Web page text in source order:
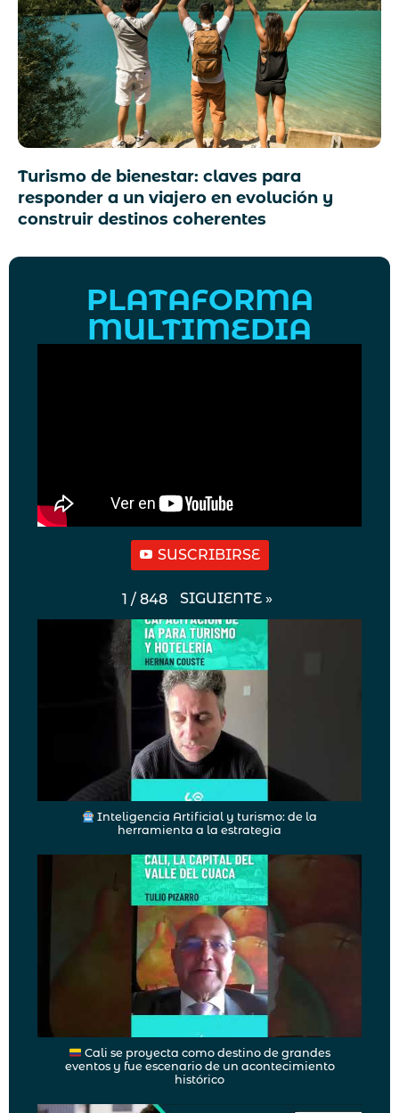
Turismo de bienestar: claves para
responder a un viajero en evolución y
construir destinos coherentes
PLATAFORMA
MULTIMEDIA
SUSCRIBIRSE
1 / 848 SIGUIENTE »
Inteligencia Artificial y turismo: de la
herramienta a la estrategia
Cali se proyecta como destino de grandes
eventos y fue escenario de un acontecimiento
histórico